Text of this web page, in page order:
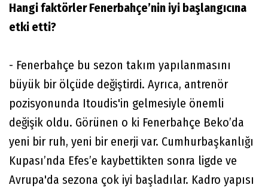
Hangi faktörler Fenerbahçe’nin iyi başlangıcına
etki etti?
- Fenerbahçe bu sezon takım yapılanmasını
büyük bir ölçüde değiştirdi. Ayrıca, antrenör
pozisyonunda Itoudis'in gelmesiyle önemli
değişik oldu. Görünen o ki Fenerbahçe Beko’da
yeni bir ruh, yeni bir enerji var. Cumhurbaşkanlığı
Kupası’nda Efes’e kaybettikten sonra ligde ve
Avrupa'da sezona çok iyi başladılar. Kadro yapısı